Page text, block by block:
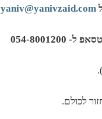
yaniv@yanivzaid.com
ל- 054-8001200
).
לכולם.